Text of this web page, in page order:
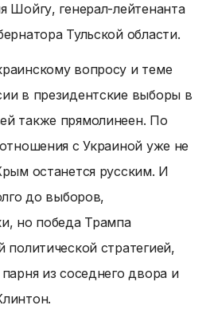
Шойгу, генерал-лейтенанта
Тульской области.
вопросу и теме
в президентские выборы в
также прямолинеен. По
с Украиной уже не
останется русским. И
до выборов,
но победа Трампа
политической стратегией,
из соседнего двора и